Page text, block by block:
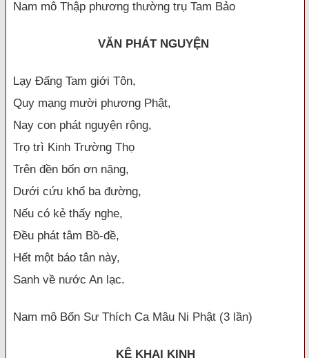
Nam mô Thập phương thường trụ Tam Bảo
VĂN PHÁT NGUYỆN
Lạy Đấng Tam giới Tôn,
Quy mạng mười phương Phật,
Nay con phát nguyện rộng,
Trọ trì Kinh Trường Thọ
Trên đền bốn ơn nặng,
Dưới cứu khổ ba đường,
Nếu có kẻ thấy nghe,
Đều phát tâm Bồ-đề,
Hết một báo tân này,
Sanh về nước An lạc.
Nam mô Bổn Sư Thích Ca Mâu Ni Phật (3 lần)
KỆ KHAI KINH